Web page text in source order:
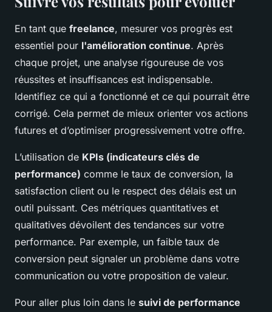
En tant que freelance, mesurer vos progrès est
essentiel pour l'amélioration continue. Après
chaque projet, une analyse rigoureuse de vos
réussites et insuffisances est indispensable.
Identifiez ce qui a fonctionné et ce qui pourrait être
corrigé. Cela permet de mieux orienter vos actions
futures et d’optimiser progressivement votre offre.
L’utilisation de KPIs (indicateurs clés de
performance) comme le taux de conversion, la
satisfaction client ou le respect des délais est un
outil puissant. Ces métriques quantitatives et
qualitatives dévoilent des tendances sur votre
performance. Par exemple, un faible taux de
conversion peut signaler un problème dans votre
communication ou votre proposition de valeur.
Pour aller plus loin dans le suivi de performance